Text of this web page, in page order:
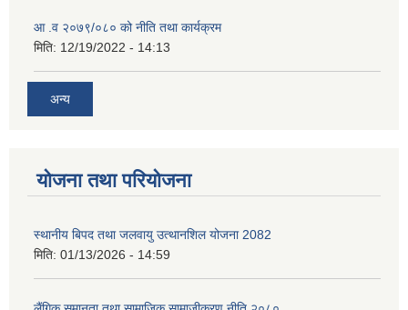
आ .व २०७९/०८० को नीति तथा कार्यक्रम
मिति: 12/19/2022 - 14:13
अन्य
योजना तथा परियोजना
स्थानीय बिपद तथा जलवायु उत्थानशिल योजना 2082
मिति: 01/13/2026 - 14:59